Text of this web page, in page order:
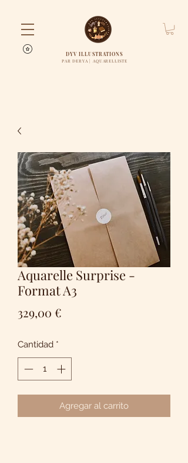
DYV ILLUSTRATIONS
PAR DERYA | AQUARELLISTE
Aquarelle Surprise -
Format A3
329,00 €
Cantidad *
Agregar al carrito